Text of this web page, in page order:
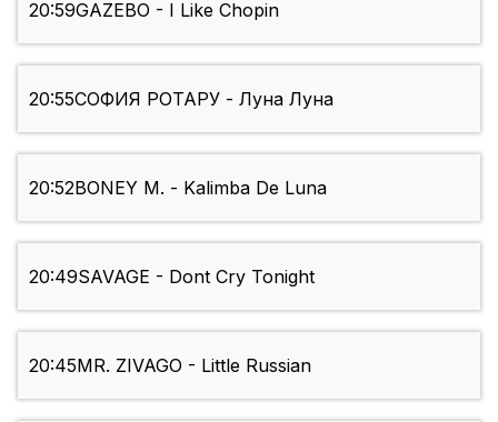
20:59GAZEBO - I Like Chopin
20:55СОФИЯ РОТАРУ - Луна Луна
20:52BONEY M. - Kalimba De Luna
20:49SAVAGE - Dont Cry Tonight
20:45MR. ZIVAGO - Little Russian